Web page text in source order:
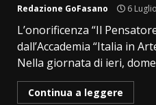
Redazione GoFasano 6
L’onorificenza “Il
dall’Accademia “Italia in
Nella giornata di ieri,
Continua a leggere